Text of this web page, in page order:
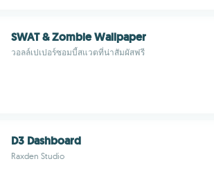
SWAT & Zombie Wallpaper
วอลล์เปเปอร์ซอมบี้สแวตที่น่าสัมผัสฟรี
D3 Dashboard
Raxden Studio